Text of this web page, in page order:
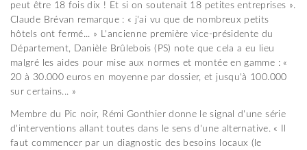
peut être 18 fois dix ! Et si on soutenait 18 petites entreprises ».
Claude Brévan remarque : « j'ai vu que de nombreux petits
hôtels ont fermé... » L'ancienne première vice-présidente du
Département, Danièle Brûlebois (PS) note que cela a eu lieu
malgré les aides pour mise aux normes et montée en gamme : «
20 à 30.000 euros en moyenne par dossier, et jusqu'à 100.000
sur certains... »
Membre du Pic noir, Rémi Gonthier donne le signal d'une série
d'interventions allant toutes dans le sens d'une alternative. « Il
faut commencer par un diagnostic des besoins locaux (le